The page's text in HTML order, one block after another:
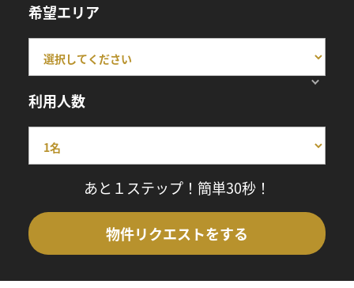
希望エリア
利用人数
あと１ステップ！簡単30秒！
物件リクエストをする